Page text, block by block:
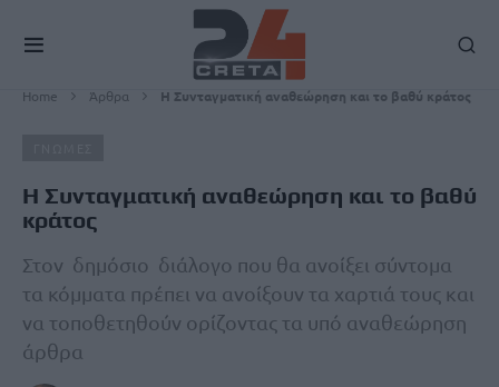
Home Άρθρα Η Συνταγματική αναθεώρηση και το βαθύ κράτος
Η Συνταγματική αναθεώρηση και το βαθύ
κράτος
Στον δημόσιο διάλογο που θα ανοίξει σύντομα
τα κόμματα πρέπει να ανοίξουν τα χαρτιά τους και
να τοποθετηθούν ορίζοντας τα υπό αναθεώρηση
άρθρα